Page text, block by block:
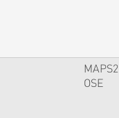
MAPS2
OSE